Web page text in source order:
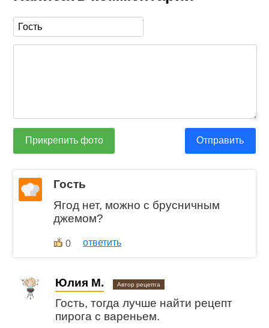
Прикрепить фото Отправить
Гость
Ягод нет, можно с брусничным
джемом?
0 ответить
Юлия М. Автор рецепта
Гость, тогда лучше найти рецепт
пирога с вареньем.